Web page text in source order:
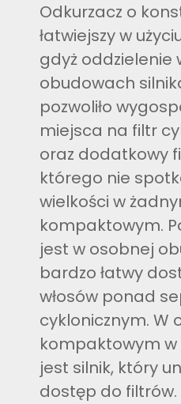
Odkurzacz o
łatwiejszy w
gdyż oddzielenie
obudowach
pozwoliło
miejsca na filtr
oraz dodatkowy
którego nie
wielkości w
kompaktowym.
jest w osobnej
bardzo łatwy
włosów ponad
cyklonicznym. W
kompaktowym
jest silnik, który
dostęp do filtrów.